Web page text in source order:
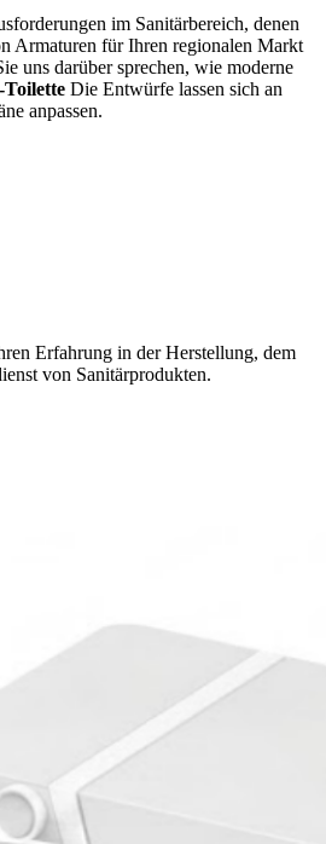
im Sanitärbereich, denen
Armaturen für Ihren regionalen Markt
uns darüber sprechen, wie moderne
Die Entwürfe lassen sich an
anpassen.
Erfahrung in der Herstellung, dem
von Sanitärprodukten.